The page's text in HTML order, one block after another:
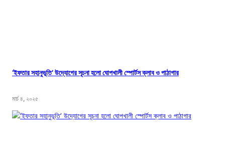
‘ইফতার সহানুভূতি’ উদ্যোগের সূচনা হলো ঘোপখালী স্পোর্টস ক্লাব ও পাঠাগার
মার্চ ৪, ২০২৫